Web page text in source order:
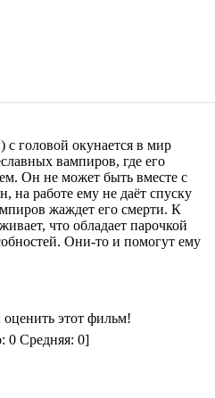
с головой окунается в мир
вампиров, где его
Он не может быть вместе с
на работе ему не даёт спуску
жаждет его смерти. К
что обладает парочкой
Они-то и помогут ему
этот фильм!
0Средняя: 0]